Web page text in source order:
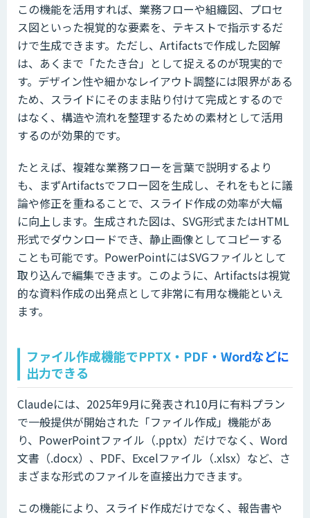
この機能を活用すれば、業務フローや組織図、プロセ
ス図といった視覚的な要素を、テキストで指示するだ
けで生成できます。ただし、Artifactsで作成した図解
は、あくまで「たたき台」として捉えるのが現実的で
す。デザイン性や細かなレイアウト調整には限界がある
ため、スライドにそのまま貼り付けて完成とするので
はなく、構造や流れを整理するための素材として活用
するのが効果的です。
たとえば、複雑な業務フローを言葉で説明するより
も、まずArtifactsでフロー図を生成し、それをもとに議
論や修正を重ねることで、スライド作成の効率が大幅
に向上します。生成された図は、SVG形式またはHTML
形式でダウンロードでき、静止画像としてコピーする
ことも可能です。PowerPointにはSVGファイルとして
取り込んで編集できます。このように、Artifactsは視覚
的な資料作成の出発点として非常に有用な機能といえ
ます。
ファイル作成機能でPPTX・PDF・Wordなどに
出力できる
Claudeには、2025年9月に発表され10月に有料プラン
で一般提供が開始された「ファイル作成」機能があ
り、PowerPointファイル（.pptx）だけでなく、Word
文書（.docx）、PDF、Excelファイル（.xlsx）など、さ
まざまな形式のファイルを直接出力できます。
この機能により、スライド作成だけでなく、報告書や